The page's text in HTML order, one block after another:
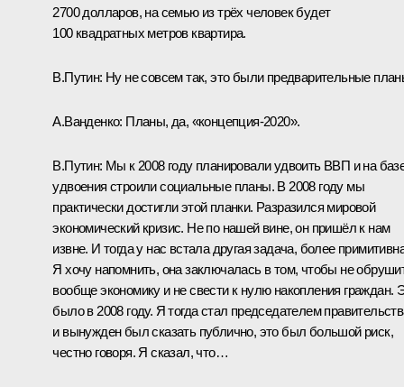
2700 долларов, на семью из трёх человек будет
100 квадратных метров квартира.
В.Путин: Ну не совсем так, это были предварительные
А.Ванденко: Планы, да, «концепция-2020».
В.Путин: Мы к 2008 году планировали удвоить ВВП и на
удвоения строили социальные планы. В 2008 году мы
практически достигли этой планки. Разразился мировой
экономический кризис. Не по нашей вине, он пришёл к нам
извне. И тогда у нас встала другая задача, более
Я хочу напомнить, она заключалась в том, чтобы не
вообще экономику и не свести к нулю накопления граждан.
было в 2008 году. Я тогда стал председателем
и вынужден был сказать публично, это был большой риск,
честно говоря. Я сказал, что…